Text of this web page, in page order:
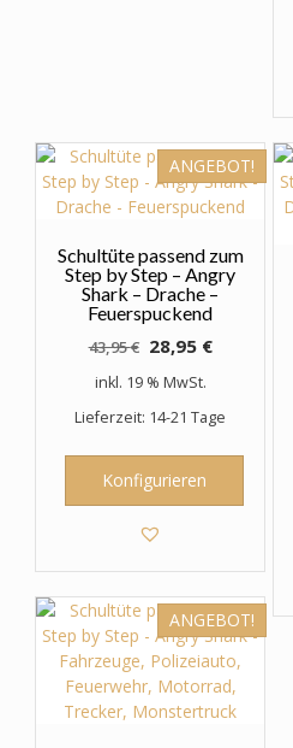
ANGEBOT!
Schultüte passend zum
Step by Step – Angry
Shark – Drache –
Feuerspuckend
43,95€ Ursprünglicher
Preis
43,95 €
28,95 €Aktueller
28,95 €.
inkl. 19 % MwSt.
Lieferzeit: 14-21 Tage
Konfigurieren
ANGEBOT!